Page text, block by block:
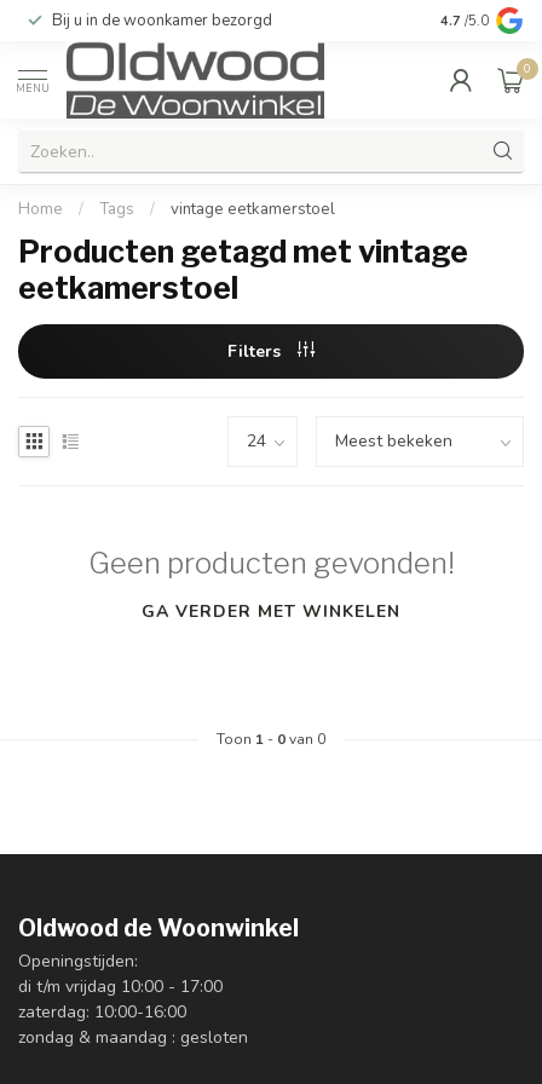
Bij u in de woonkamer bezorgd Kwaliteit &
4.7 /5.0
MENU
0
Home / Tags / vintage eetkamerstoel
Producten getagd met vintage
eetkamerstoel
Filters
Geen producten gevonden!
GA VERDER MET WINKELEN
Toon 1 - 0van 0
Oldwood de Woonwinkel
Openingstijden:
di t/m vrijdag 10:00 - 17:00
zaterdag: 10:00-16:00
zondag & maandag : gesloten